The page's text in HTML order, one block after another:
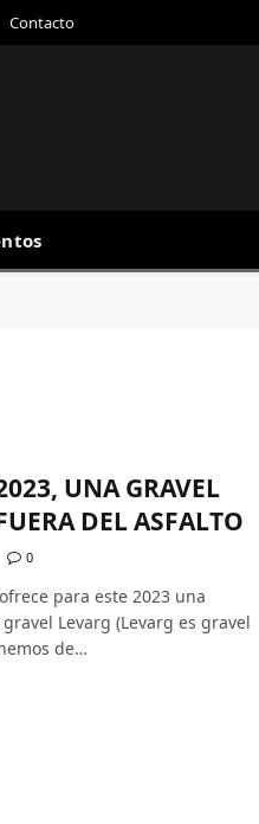
Contacto
UNA GRAVEL
DEL ASFALTO
0
para este 2023 una
Levarg (Levarg es gravel
de…